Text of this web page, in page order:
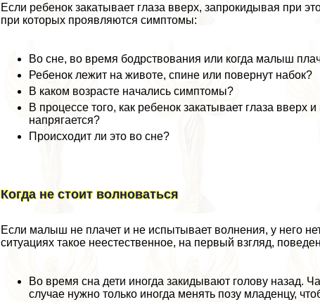
Если ребенок закатывает глаза вверх, запрокидывая при
при которых проявляются симптомы:
Во сне, во время бодрствования или когда малыш
Ребенок лежит на животе, спине или повернут набок?
В каком возрасте начались симптомы?
В процессе того, как ребенок закатывает глаза вверх
напрягается?
Происходит ли это во сне?
Когда не стоит волноваться
Если малыш не плачет и не испытывает волнения, у него
ситуациях такое неестественное, на первый взгляд,
Во время сна дети иногда закидывают голову назад.
случае нужно только иногда менять позу младенцу,